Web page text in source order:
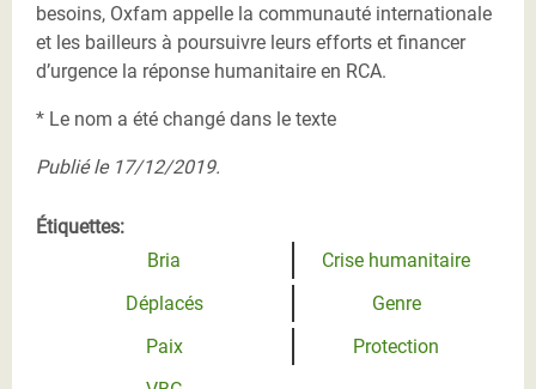
besoins, Oxfam appelle la communauté internationale
et les bailleurs à poursuivre leurs efforts et financer
d’urgence la réponse humanitaire en RCA.
* Le nom a été changé dans le texte
Publié le 17/12/2019.
Étiquettes:
Bria
Crise humanitaire
Déplacés
Genre
Paix
Protection